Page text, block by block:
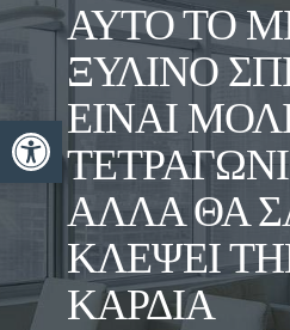
Ανοίξτε τη γραμμή
ΑΥΤΌ ΤΟ
ΞΎΛΙΝΟ
ΕΊΝΑΙ
ΑΛΛΆ ΘΑ
ΚΛΈΨΕΙ
ΚΑΡΔΙΆ